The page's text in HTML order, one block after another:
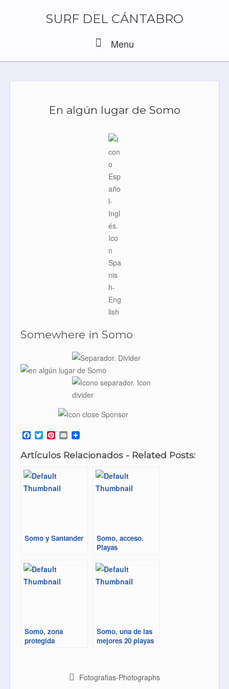
SURF DEL CÁNTABRO
Menu
En algún lugar de Somo
Somewhere in Somo
F
a
c
e
o
o
k
T
w
i
t
e
r
P
n
t
r
e
s
E
m
a
i
Artículos Relacionados - Related Posts:
Somo y Santander
Somo, acceso.
Playas
Somo, zona
protegida
Somo, una de las
mejores 20 playas
Fotografias-Photographs